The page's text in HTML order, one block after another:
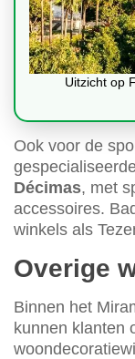
Uitzicht op
Ook voor de
Décimas, met
accessoires.
winkels als
Overige
Binnen het
kunnen klanten